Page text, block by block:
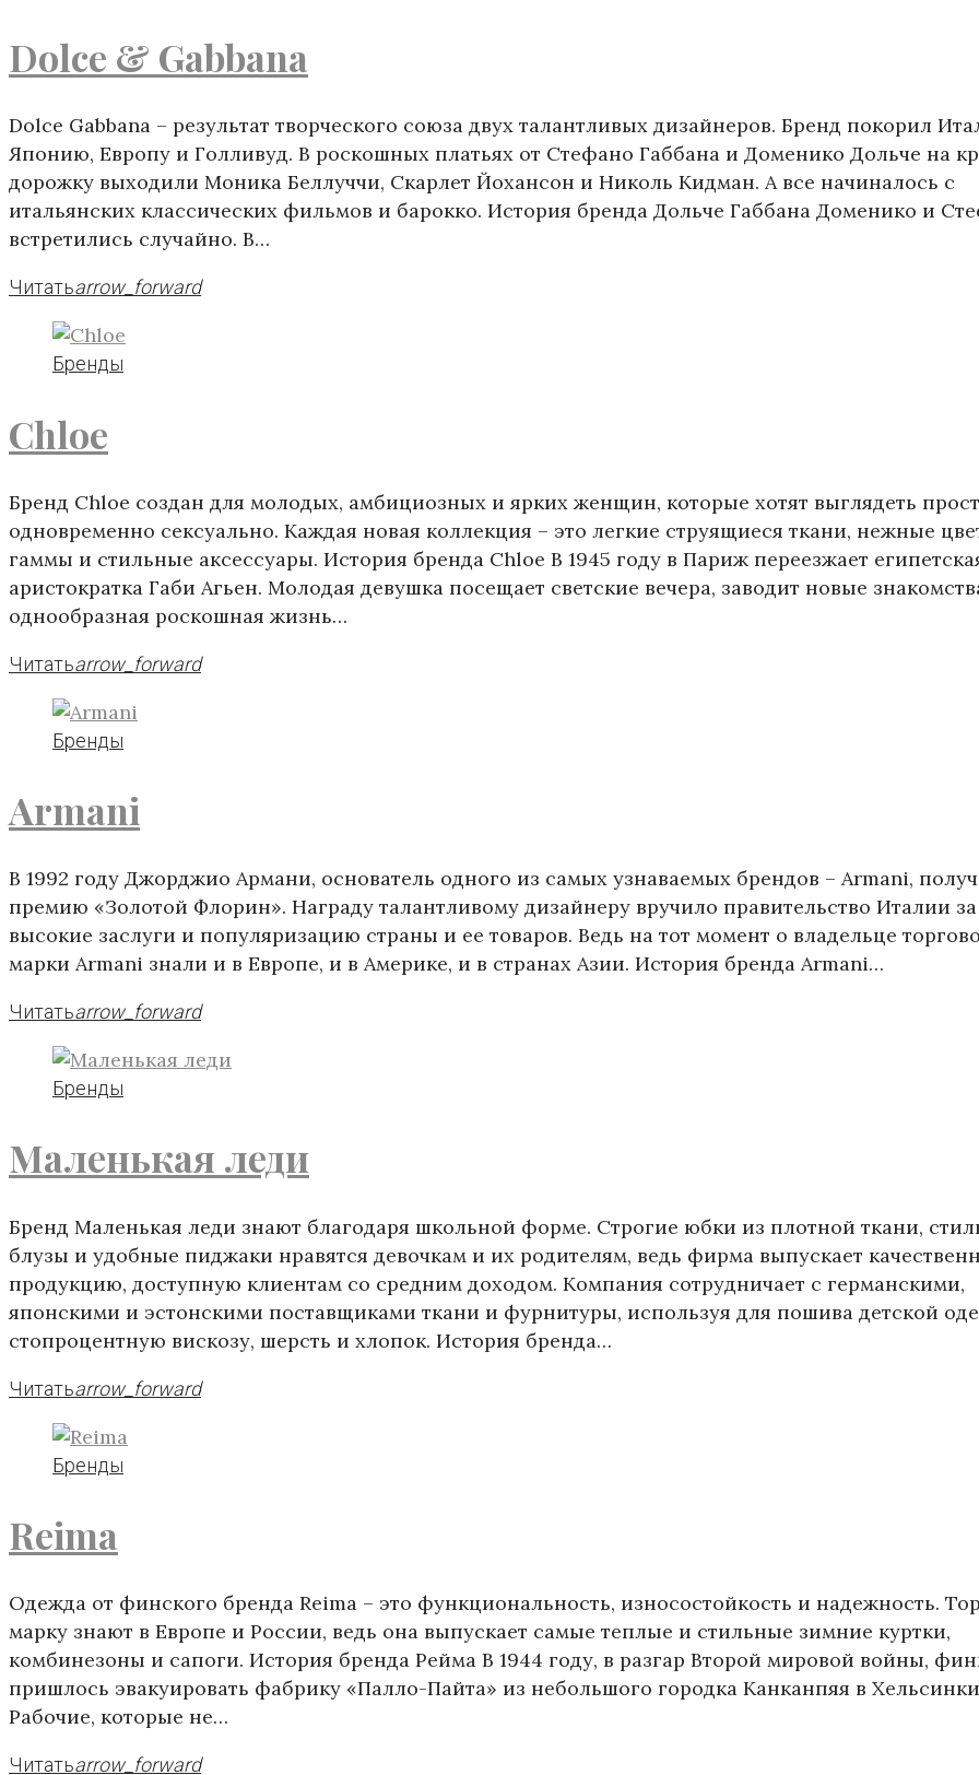
Dolce & Gabbana
Dolce Gabbana – результат творческого союза двух талантливых дизайнеров. Бренд покорил
Японию, Европу и Голливуд. В роскошных платьях от Стефано Габбана и Доменико Дольче на
дорожку выходили Моника Беллуччи, Скарлет Йохансон и Николь Кидман. А все начиналось с
итальянских классических фильмов и барокко. История бренда Дольче Габбана Доменико и
встретились случайно. В…
Читатьarrow_forward
Бренды
Chloe
Бренд Chloe создан для молодых, амбициозных и ярких женщин, которые хотят выглядеть
одновременно сексуально. Каждая новая коллекция – это легкие струящиеся ткани, нежные
гаммы и стильные аксессуары. История бренда Chloe В 1945 году в Париж переезжает
аристократка Габи Агьен. Молодая девушка посещает светские вечера, заводит новые
однообразная роскошная жизнь…
Читатьarrow_forward
Бренды
Armani
В 1992 году Джорджио Армани, основатель одного из самых узнаваемых брендов – Armani,
премию «Золотой Флорин». Награду талантливому дизайнеру вручило правительство Италии за
высокие заслуги и популяризацию страны и ее товаров. Ведь на тот момент о владельце
марки Armani знали и в Европе, и в Америке, и в странах Азии. История бренда Armani…
Читатьarrow_forward
Бренды
Маленькая леди
Бренд Маленькая леди знают благодаря школьной форме. Строгие юбки из плотной ткани,
блузы и удобные пиджаки нравятся девочкам и их родителям, ведь фирма выпускает
продукцию, доступную клиентам со средним доходом. Компания сотрудничает с германскими,
японскими и эстонскими поставщиками ткани и фурнитуры, используя для пошива детской
стопроцентную вискозу, шерсть и хлопок. История бренда…
Читатьarrow_forward
Бренды
Reima
Одежда от финского бренда Reima – это функциональность, износостойкость и надежность.
марку знают в Европе и России, ведь она выпускает самые теплые и стильные зимние куртки,
комбинезоны и сапоги. История бренда Рейма В 1944 году, в разгар Второй мировой войны,
пришлось эвакуировать фабрику «Палло-Пайта» из небольшого городка Канканпяя в
Рабочие, которые не…
Читатьarrow_forward